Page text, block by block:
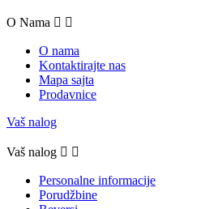
O Nama  
O nama
Kontaktirajte nas
Mapa sajta
Prodavnice
Vaš nalog
Vaš nalog  
Personalne informacije
Porudžbine